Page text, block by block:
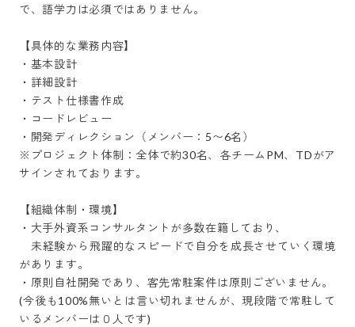
で、語学力は必須ではありません。
【具体的な業務内容】
・基本設計
・詳細設計
・テスト仕様書作成
・コードレビュー
・開発ディレクション（メンバー：5〜6名）
※プロジェクト体制：全体で約30名、各チームPM、TDがア
サインされております。
【組織体制・環境】
・大手外資系コンサルタントが多数在籍しており、
未経験から飛躍的なスピードで自分を成長させていく環境
があります。
・原則自社開発であり、客先常駐案件は原則ございません。
(今後も100%無いとは言い切れませんが、現段階で常駐して
いるメンバーは０人です)